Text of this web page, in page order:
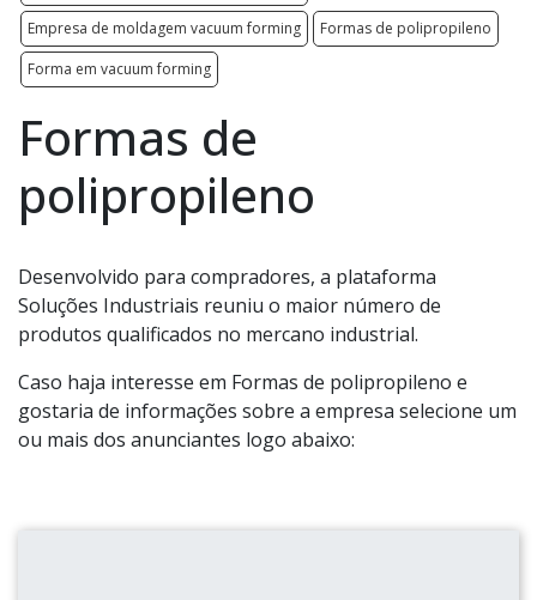
Empresa de moldagem vacuum forming
Formas de polipropileno
Forma em vacuum forming
Formas de
polipropileno
Desenvolvido para compradores, a plataforma
Soluções Industriais reuniu o maior número de
produtos qualificados no mercano industrial.
Caso haja interesse em Formas de polipropileno e
gostaria de informações sobre a empresa selecione um
ou mais dos anunciantes logo abaixo: